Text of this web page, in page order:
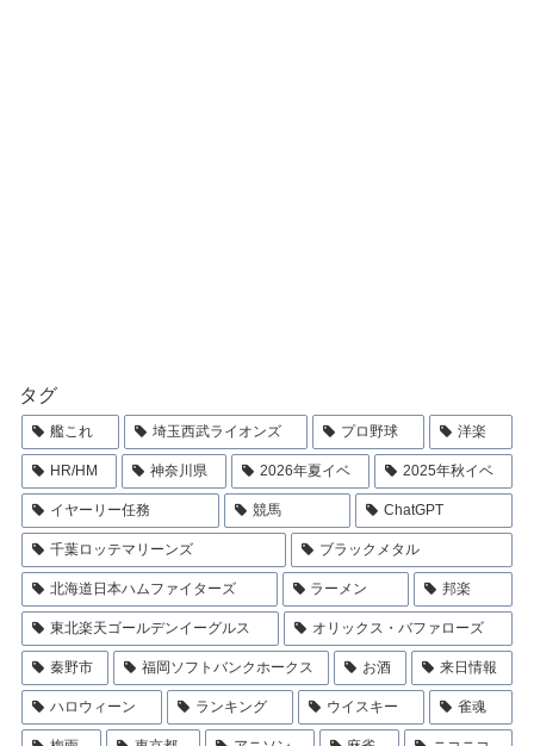
タグ
艦これ 埼玉西武ライオンズ プロ野球 洋楽
HR/HM 神奈川県 2026年夏イベ 2025年秋イベ
イヤーリー任務 競馬 ChatGPT
千葉ロッテマリーンズ ブラックメタル
北海道日本ハムファイターズ ラーメン 邦楽
東北楽天ゴールデンイーグルス オリックス・バファローズ
秦野市 福岡ソフトバンクホークス お酒 来日情報
ハロウィーン ランキング ウイスキー 雀魂